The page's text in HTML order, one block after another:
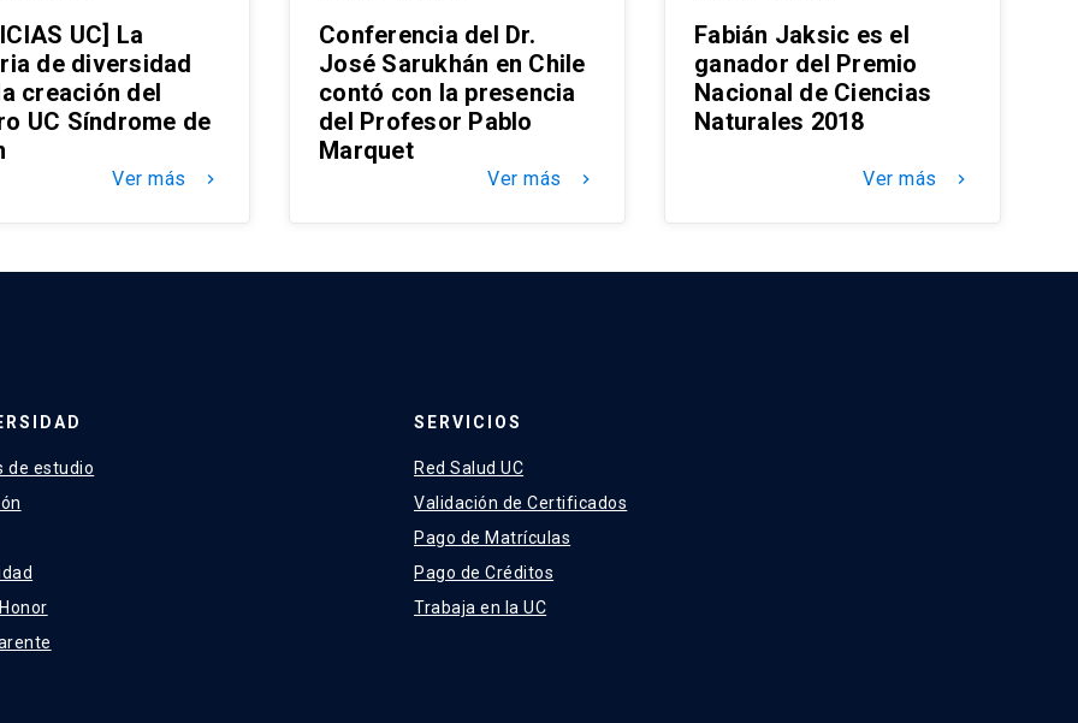
UC] La
de diversidad
creación del
UC Síndrome de
Ver más keyboard_arrow_right
Conferencia del Dr.
José Sarukhán en Chile
contó con la presencia
del Profesor Pablo
Marquet
Ver más keyboard_arrow_right
Fabián Jaksic es el
ganador del Premio
Nacional de Ciencias
Naturales 2018
Ver más keyboard_arrow_right
de estudio
SERVICIOS
Red Salud UC
Validación de Certificados
Pago de Matrículas
Pago de Créditos
Trabaja en la UC